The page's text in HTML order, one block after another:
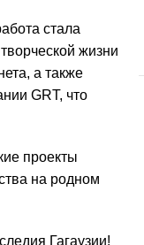
стала
жизни
а также
GRT, что
проекты
на родном
Гагаузии!